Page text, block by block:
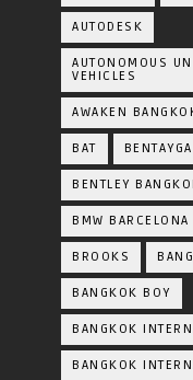
AUTODESK
AUTONOMOUS
VEHICLES
AWAKEN
BAT
BENTLEY
BMW BARCELONA
BROOKS
BANGKOK BOY
BANGKOK
BANGKOK